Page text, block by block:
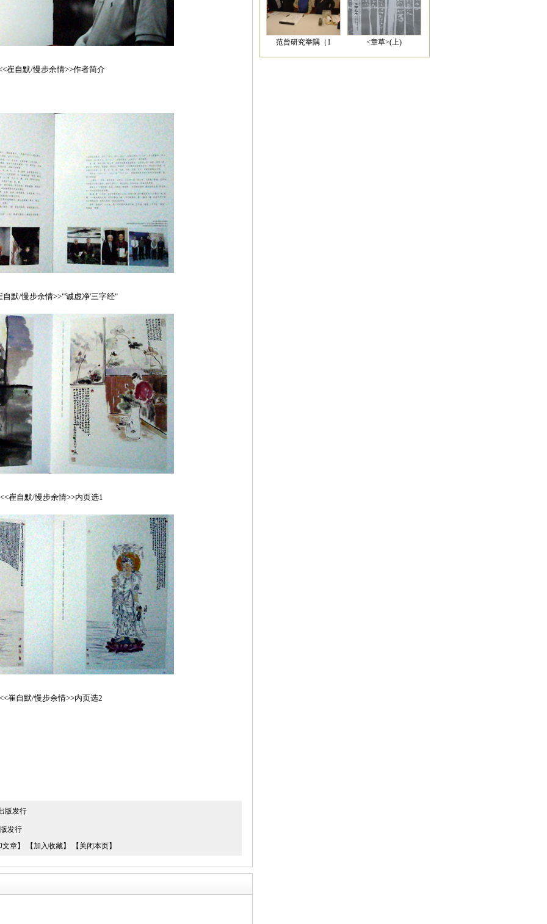
崔自默/慢步余情>>作者简介
自默/慢步余情>>"'诚虚净'三字经"
崔自默/慢步余情>>内页选1
崔自默/慢步余情>>内页选2
版发行
发行
章】
【加入收藏】 【关闭本页】
范曾研究举隅（1 <章草>(上)